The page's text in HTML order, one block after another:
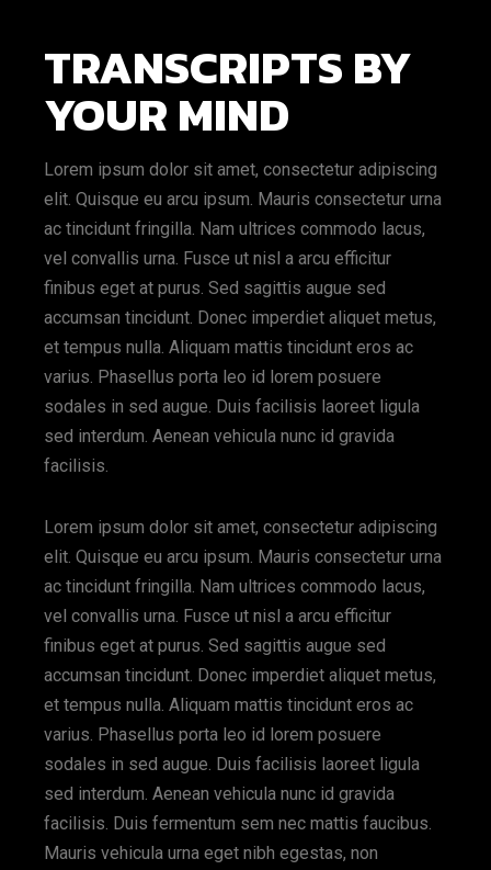
TRANSCRIPTS BY
YOUR MIND
Lorem ipsum dolor sit amet, consectetur adipiscing
elit. Quisque eu arcu ipsum. Mauris consectetur urna
ac tincidunt fringilla. Nam ultrices commodo lacus,
vel convallis urna. Fusce ut nisl a arcu efficitur
finibus eget at purus. Sed sagittis augue sed
accumsan tincidunt. Donec imperdiet aliquet metus,
et tempus nulla. Aliquam mattis tincidunt eros ac
varius. Phasellus porta leo id lorem posuere
sodales in sed augue. Duis facilisis laoreet ligula
sed interdum. Aenean vehicula nunc id gravida
facilisis.
Lorem ipsum dolor sit amet, consectetur adipiscing
elit. Quisque eu arcu ipsum. Mauris consectetur urna
ac tincidunt fringilla. Nam ultrices commodo lacus,
vel convallis urna. Fusce ut nisl a arcu efficitur
finibus eget at purus. Sed sagittis augue sed
accumsan tincidunt. Donec imperdiet aliquet metus,
et tempus nulla. Aliquam mattis tincidunt eros ac
varius. Phasellus porta leo id lorem posuere
sodales in sed augue. Duis facilisis laoreet ligula
sed interdum. Aenean vehicula nunc id gravida
facilisis. Duis fermentum sem nec mattis faucibus.
Mauris vehicula urna eget nibh egestas, non